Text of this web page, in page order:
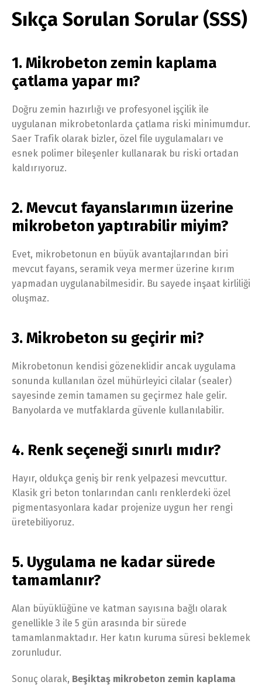
Sıkça Sorulan Sorular (SSS)
1. Mikrobeton zemin kaplama
çatlama yapar mı?
Doğru zemin hazırlığı ve profesyonel işçilik ile
uygulanan mikrobetonlarda çatlama riski minimumdur.
Saer Trafik olarak bizler, özel file uygulamaları ve
esnek polimer bileşenler kullanarak bu riski ortadan
kaldırıyoruz.
2. Mevcut fayanslarımın üzerine
mikrobeton yaptırabilir miyim?
Evet, mikrobetonun en büyük avantajlarından biri
mevcut fayans, seramik veya mermer üzerine kırım
yapmadan uygulanabilmesidir. Bu sayede inşaat kirliliği
oluşmaz.
3. Mikrobeton su geçirir mi?
Mikrobetonun kendisi gözeneklidir ancak uygulama
sonunda kullanılan özel mühürleyici cilalar (sealer)
sayesinde zemin tamamen su geçirmez hale gelir.
Banyolarda ve mutfaklarda güvenle kullanılabilir.
4. Renk seçeneği sınırlı mıdır?
Hayır, oldukça geniş bir renk yelpazesi mevcuttur.
Klasik gri beton tonlarından canlı renklerdeki özel
pigmentasyonlara kadar projenize uygun her rengi
üretebiliyoruz.
5. Uygulama ne kadar sürede
tamamlanır?
Alan büyüklüğüne ve katman sayısına bağlı olarak
genellikle 3 ile 5 gün arasında bir sürede
tamamlanmaktadır. Her katın kuruma süresi beklemek
zorunludur.
Sonuç olarak, Beşiktaş mikrobeton zemin kaplama